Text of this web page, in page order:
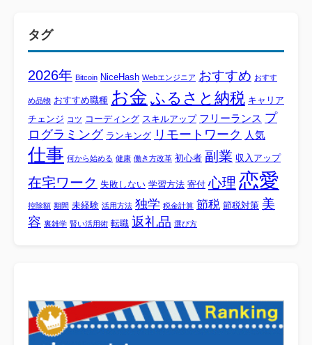
タグ
2026年 Bitcoin NiceHash Webエンジニア おすすめ おすす
め品物 おすすめ職種 お金 ふるさと納税 キャリア
チェンジ コツ コーディング スキルアップ フリーランス プ
ログラミング ランキング リモートワーク 人気
仕事 何から始める 健康 働き方改革 初心者 副業 収入アップ
在宅ワーク 失敗しない 学習方法 寄付 心理 恋愛
控除額 期間 未経験 活用方法 独学 税金計算 節税 節税対策 美
容 裏雑学 賢い活用術 転職 返礼品 選び方